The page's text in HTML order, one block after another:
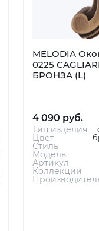
MELODIA
0225
БРОНЗА (L)
4 090 руб.
Тип изделия
Цвет
Стиль
Модель
Артикул
Коллекции